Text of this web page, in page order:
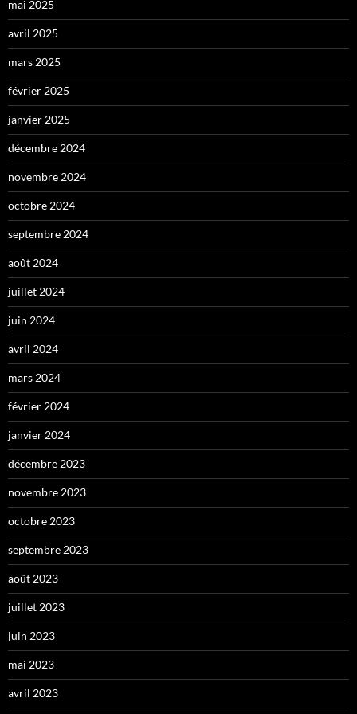
mai 2025
avril 2025
mars 2025
février 2025
janvier 2025
décembre 2024
novembre 2024
octobre 2024
septembre 2024
août 2024
juillet 2024
juin 2024
avril 2024
mars 2024
février 2024
janvier 2024
décembre 2023
novembre 2023
octobre 2023
septembre 2023
août 2023
juillet 2023
juin 2023
mai 2023
avril 2023